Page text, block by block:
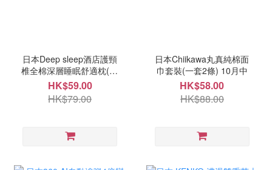
日本Deep sleep酒店護頸
椎全棉深層睡眠舒適枕(48
x 74cm) 10月中
HK$59.00
HK$79.00
日本Chiikawa丸真純棉面
巾套裝(一套2條) 10月中
HK$58.00
HK$88.00